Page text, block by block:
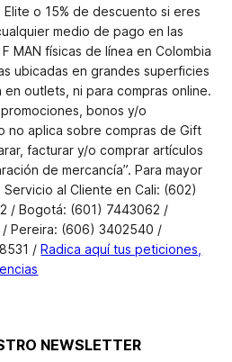
o 15% de descuento si eres
medio de pago en las
MAN físicas de línea en Colombia
ubicadas en grandes superficies
en outlets, ni para compras online.
bonos y/o
no aplica sobre compras de Gift
facturar y/o comprar artículos
de mercancía”. Para mayor
al Cliente en Cali: (602)
/ Bogotá: (601) 7443062 /
Pereira: (606) 3402540 /
/Radica aquí tus peticiones,
NEWSLETTER